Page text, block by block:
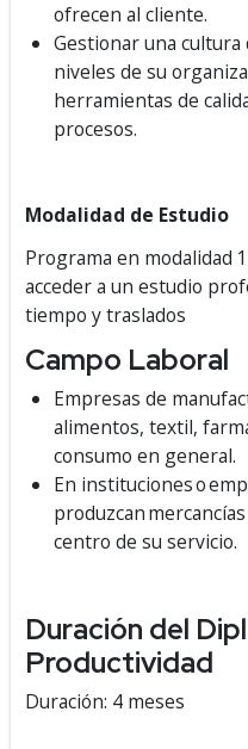
ofrecen al cliente.
Gestionar una cultura
niveles de su
herramientas de
procesos.
Modalidad de Estudio
Programa en modalidad
acceder a un estudio
tiempo y traslados
Campo Laboral
Empresas de
alimentos, textil,
consumo en general.
En instituciones o
produzcan
centro de su servicio.
Duración del
Productividad
Duración: 4 meses